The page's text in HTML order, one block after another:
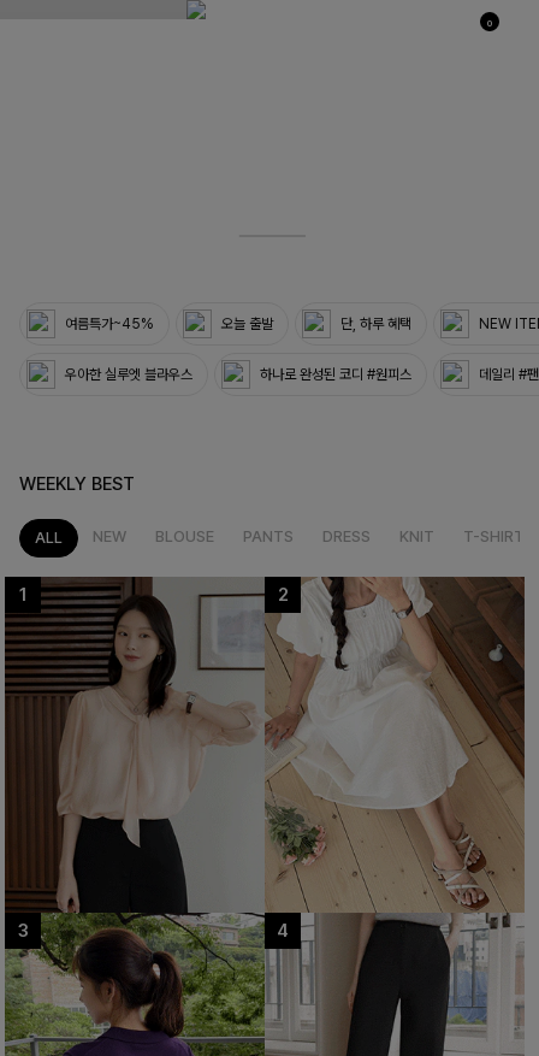
0
여름특가~45% 오늘 출발 단, 하루 혜택 NEW
우아한 실루엣 블라우스 하나로 완성된 코디 #원피스 데일리 #
WEEKLY BEST
ALL NEW BLOUSE PANTS DRESS KNIT T-SHIRT